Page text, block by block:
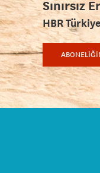
Sınırsız
HBR